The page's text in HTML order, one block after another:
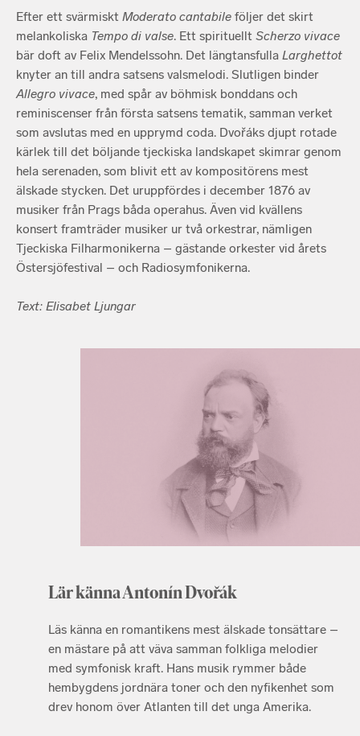
Efter ett svärmiskt Moderato cantabile följer det skirt
melankoliska Tempo di valse. Ett spirituellt Scherzo vivace
bär doft av Felix Mendelssohn. Det längtansfulla Larghettot
knyter an till andra satsens valsmelodi. Slutligen binder
Allegro vivace, med spår av böhmisk bonddans och
reminiscenser från första satsens tematik, samman verket
som avslutas med en upprymd coda. Dvořáks djupt rotade
kärlek till det böljande tjeckiska landskapet skimrar genom
hela serenaden, som blivit ett av kompositörens mest
älskade stycken. Det uruppfördes i december 1876 av
musiker från Prags båda operahus. Även vid kvällens
konsert framträder musiker ur två orkestrar, nämligen
Tjeckiska Filharmonikerna – gästande orkester vid årets
Östersjöfestival – och Radiosymfonikerna.
Text: Elisabet Ljungar
Lär känna Antonín Dvořák
Läs känna en romantikens mest älskade tonsättare –
en mästare på att väva samman folkliga melodier
med symfonisk kraft. Hans musik rymmer både
hembygdens jordnära toner och den nyfikenhet som
drev honom över Atlanten till det unga Amerika.